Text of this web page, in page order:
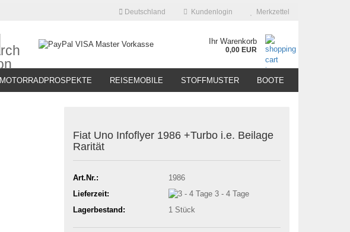
Deutschland Kundenlogin Merkzettel
Ihr Warenkorb
0,00 EUR
MOTORRADPROSPEKTE REISEMOBILE STOFFMUSTER BOOTE
Fiat Uno Infoflyer 1986 +Turbo i.e. Beilage
Rarität
Art.Nr.:
1986
Lieferzeit:
3 - 4 Tage
Lagerbestand:
1 Stück